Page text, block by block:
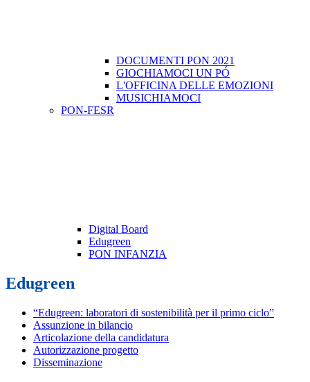
DOCUMENTI PON 2021
GIOCHIAMOCI UN PÓ
L'OFFICINA DELLE EMOZIONI
MUSICHIAMOCI
PON-FESR
Digital Board
Edugreen
PON INFANZIA
Edugreen
“Edugreen: laboratori di sostenibilità per il primo ciclo”
Assunzione in bilancio
Articolazione della candidatura
Autorizzazione progetto
Disseminazione